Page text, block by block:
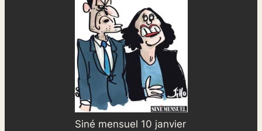
Siné mensuel 10 janvier